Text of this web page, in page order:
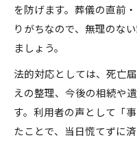
を防げます。葬儀の直前
りがちなので、無理のな
ましょう。
法的対応としては、死亡
えの整理、今後の相続や
す。利用者の声として「
たことで、当日慌てずに